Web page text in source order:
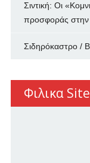
Σιντική: Οι
προσφοράς
Σιδηρόκαστρο /
Φιλικα